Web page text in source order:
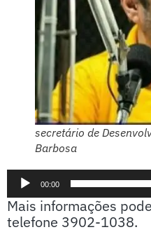
secretário de
Barbosa
Tocador
de
áudio
00:00
Mais informações
telefone 3902-1038.